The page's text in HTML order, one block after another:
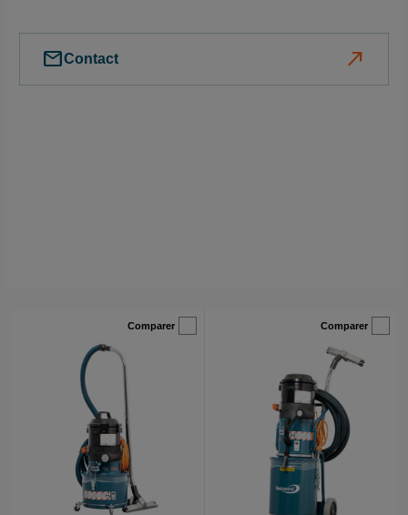
tout nettoyer, une fois le travail terminé.
mailContact north_east
Comparer Comparer